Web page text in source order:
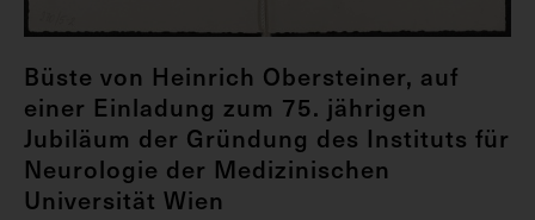
Büste von Heinrich Obersteiner, auf
einer Einladung zum 75. jährigen
Jubiläum der Gründung des Instituts für
Neurologie der Medizinischen
Universität Wien